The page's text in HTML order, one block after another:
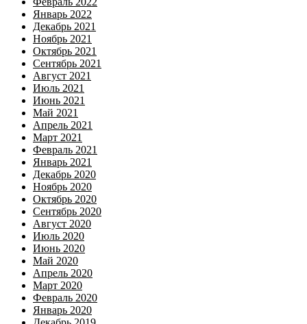
Январь 2022
Декабрь 2021
Ноябрь 2021
Октябрь 2021
Сентябрь 2021
Август 2021
Июль 2021
Июнь 2021
Май 2021
Апрель 2021
Март 2021
Февраль 2021
Январь 2021
Декабрь 2020
Ноябрь 2020
Октябрь 2020
Сентябрь 2020
Август 2020
Июль 2020
Июнь 2020
Май 2020
Апрель 2020
Март 2020
Февраль 2020
Январь 2020